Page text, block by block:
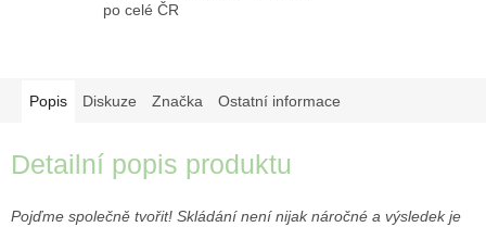
po celé ČR
Popis Diskuze Značka Ostatní informace
Detailní popis produktu
Pojďme společně tvořit! Skládání není nijak náročné a výsledek je